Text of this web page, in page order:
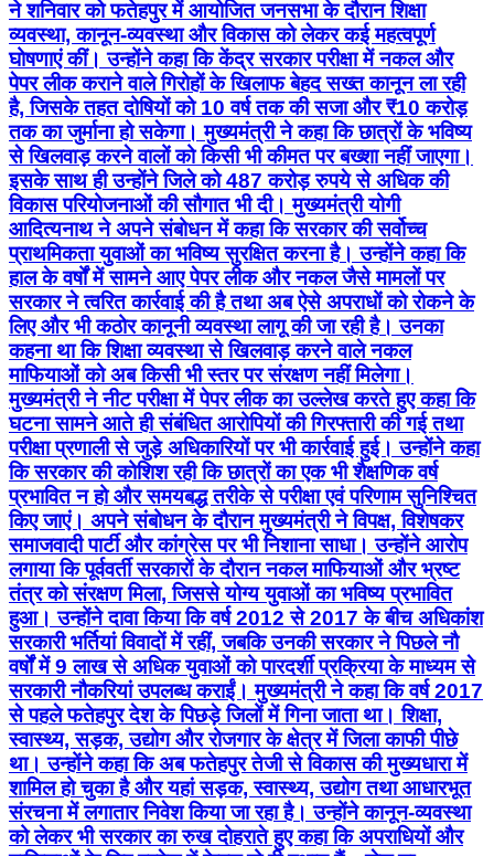
ने शनिवार को फतेहपुर में आयोजित जनसभा के दौरान शिक्षा
व्यवस्था, कानून-व्यवस्था और विकास को लेकर कई महत्वपूर्ण
घोषणाएं कीं। उन्होंने कहा कि केंद्र सरकार परीक्षा में नकल और
पेपर लीक कराने वाले गिरोहों के खिलाफ बेहद सख्त कानून ला रही
है, जिसके तहत दोषियों को 10 वर्ष तक की सजा और ₹10 करोड़
तक का जुर्माना हो सकेगा। मुख्यमंत्री ने कहा कि छात्रों के भविष्य
से खिलवाड़ करने वालों को किसी भी कीमत पर बख्शा नहीं जाएगा।
इसके साथ ही उन्होंने जिले को 487 करोड़ रुपये से अधिक की
विकास परियोजनाओं की सौगात भी दी। मुख्यमंत्री योगी
आदित्यनाथ ने अपने संबोधन में कहा कि सरकार की सर्वोच्च
प्राथमिकता युवाओं का भविष्य सुरक्षित करना है। उन्होंने कहा कि
हाल के वर्षों में सामने आए पेपर लीक और नकल जैसे मामलों पर
सरकार ने त्वरित कार्रवाई की है तथा अब ऐसे अपराधों को रोकने के
लिए और भी कठोर कानूनी व्यवस्था लागू की जा रही है। उनका
कहना था कि शिक्षा व्यवस्था से खिलवाड़ करने वाले नकल
माफियाओं को अब किसी भी स्तर पर संरक्षण नहीं मिलेगा।
मुख्यमंत्री ने नीट परीक्षा में पेपर लीक का उल्लेख करते हुए कहा कि
घटना सामने आते ही संबंधित आरोपियों की गिरफ्तारी की गई तथा
परीक्षा प्रणाली से जुड़े अधिकारियों पर भी कार्रवाई हुई। उन्होंने कहा
कि सरकार की कोशिश रही कि छात्रों का एक भी शैक्षणिक वर्ष
प्रभावित न हो और समयबद्ध तरीके से परीक्षा एवं परिणाम सुनिश्चित
किए जाएं। अपने संबोधन के दौरान मुख्यमंत्री ने विपक्ष, विशेषकर
समाजवादी पार्टी और कांग्रेस पर भी निशाना साधा। उन्होंने आरोप
लगाया कि पूर्ववर्ती सरकारों के दौरान नकल माफियाओं और भ्रष्ट
तंत्र को संरक्षण मिला, जिससे योग्य युवाओं का भविष्य प्रभावित
हुआ। उन्होंने दावा किया कि वर्ष 2012 से 2017 के बीच अधिकांश
सरकारी भर्तियां विवादों में रहीं, जबकि उनकी सरकार ने पिछले नौ
वर्षों में 9 लाख से अधिक युवाओं को पारदर्शी प्रक्रिया के माध्यम से
सरकारी नौकरियां उपलब्ध कराईं। मुख्यमंत्री ने कहा कि वर्ष 2017
से पहले फतेहपुर देश के पिछड़े जिलों में गिना जाता था। शिक्षा,
स्वास्थ्य, सड़क, उद्योग और रोजगार के क्षेत्र में जिला काफी पीछे
था। उन्होंने कहा कि अब फतेहपुर तेजी से विकास की मुख्यधारा में
शामिल हो चुका है और यहां सड़क, स्वास्थ्य, उद्योग तथा आधारभूत
संरचना में लगातार निवेश किया जा रहा है। उन्होंने कानून-व्यवस्था
को लेकर भी सरकार का रुख दोहराते हुए कहा कि अपराधियों और